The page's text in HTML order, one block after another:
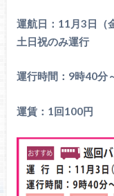
運航日：11月3日（
土日祝のみ運行
運行時間：9時40分
運賃：1回100円